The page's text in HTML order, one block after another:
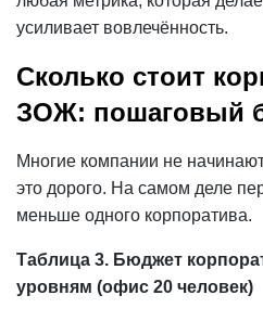
усиливает вовлечённость.
Сколько стоит
ЗОЖ: пошаговый
Многие компании не
это дорого. На самом деле
меньше одного корпоратива.
Таблица 3. Бюджет
уровням (офис 20 человек)